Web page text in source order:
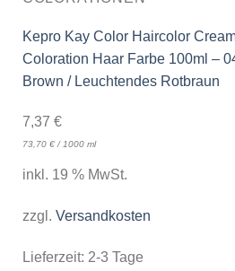
Kepro Kay Color Haircolor
Coloration Haar Farbe 100ml –
Brown / Leuchtendes Rotbraun
7,37 €
73,70 €/1000 ml
inkl. 19 % MwSt.
zzgl. Versandkosten
Lieferzeit: 2-3 Tage